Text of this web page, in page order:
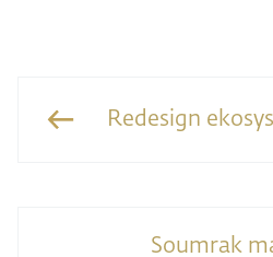
Redesign
Soumrak